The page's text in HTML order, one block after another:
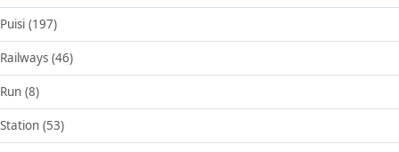
Puisi (197)
Railways (46)
Run (8)
Station (53)